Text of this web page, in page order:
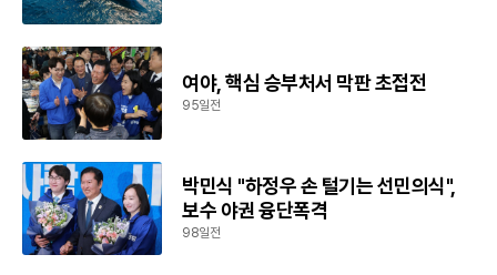
여야, 핵심 승부처서 막판 초접전
95일전
박민식 "하정우 손 털기는 선민의식",
보수 야권 융단폭격
98일전